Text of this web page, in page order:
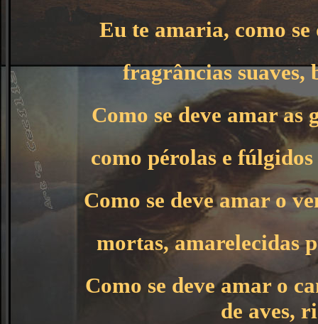
Eu te amaria, como se
fragrâncias suaves,
Como se deve amar as
como pérolas e
Como se deve amar o
mortas, amarelecidas
Como se deve amar o
de aves,